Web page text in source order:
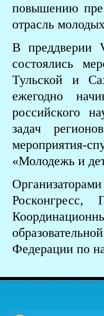
повышению
отрасль
В преддверии
состоялись
Тульской и
ежегодно
российского
задач
мероприятия-
«Молодежь и
Росконгресс,
Федерации по